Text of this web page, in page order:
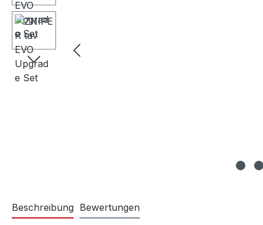
Beschreibung Bewertungen